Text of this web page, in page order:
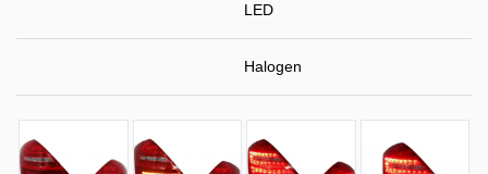
LED
Halogen